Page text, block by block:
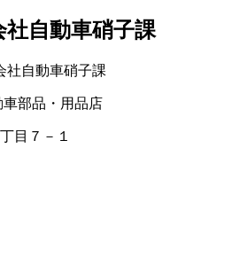
社自動車硝子課
車部品・用品店
目７－１